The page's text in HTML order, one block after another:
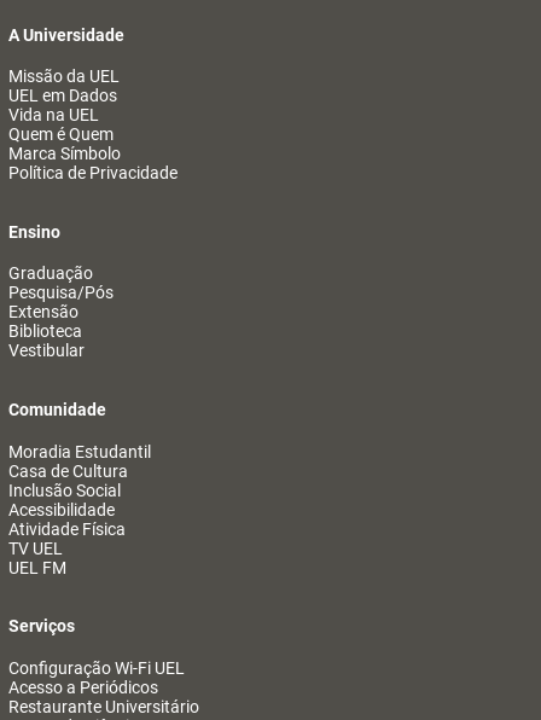
A Universidade
Missão da UEL
UEL em Dados
Vida na UEL
Quem é Quem
Marca Símbolo
Política de Privacidade
Ensino
Graduação
Pesquisa/Pós
Extensão
Biblioteca
Vestibular
Comunidade
Moradia Estudantil
Casa de Cultura
Inclusão Social
Acessibilidade
Atividade Física
TV UEL
UEL FM
Serviços
Configuração Wi-Fi UEL
Acesso a Periódicos
Restaurante Universitário